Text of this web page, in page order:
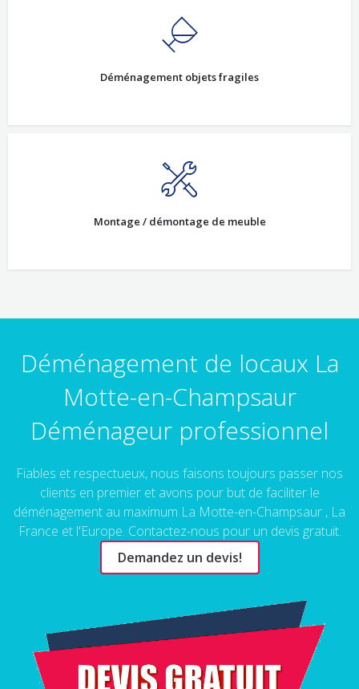
Déménagement objets fragiles
Montage / démontage de meuble
Déménagement de locaux La
Motte-en-Champsaur
Déménageur professionnel
Fiables et respectueux, nous faisons toujours passer nos
clients en premier et avons pour but de faciliter le
déménagement au maximum La Motte-en-Champsaur , La
France et l'Europe. Contactez-nous pour un devis gratuit.
Demandez un devis!